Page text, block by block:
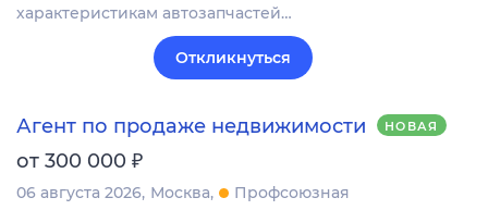
характеристикам автозапчастей…
Откликнуться
Агент по продаже недвижимости НОВАЯ
от 300 000 ₽
06 августа 2026 Москва
Профсоюзная